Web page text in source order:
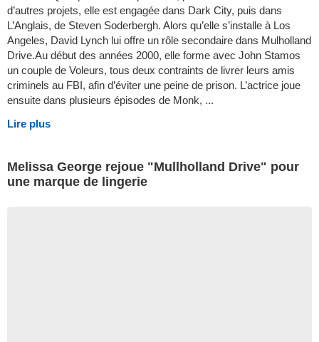
d’autres projets, elle est engagée dans Dark City, puis dans
L’Anglais, de Steven Soderbergh. Alors qu’elle s’installe à Los
Angeles, David Lynch lui offre un rôle secondaire dans Mulholland
Drive.Au début des années 2000, elle forme avec John Stamos
un couple de Voleurs, tous deux contraints de livrer leurs amis
criminels au FBI, afin d’éviter une peine de prison. L’actrice joue
ensuite dans plusieurs épisodes de Monk, ...
Lire plus
Melissa George rejoue "Mullholland Drive" pour
une marque de lingerie